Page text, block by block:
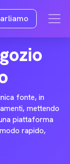
fonte, in
mettendo
piattaforma
rapido,